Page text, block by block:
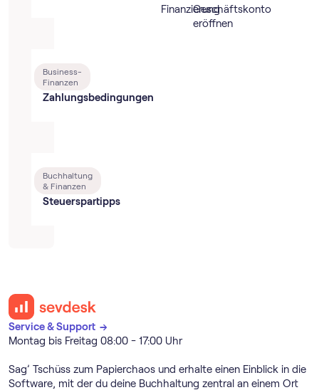
Business-
Finanzen
Zahlungsbedingungen
Buchhaltung
& Finanzen
Steuerspartipps
FinanzierungGeschäftskonto
eröffnen
Service & Support →
Montag bis Freitag 08:00 - 17:00 Uhr
Sag’ Tschüss zum Papierchaos und erhalte einen Einblick in die
Software, mit der du deine Buchhaltung zentral an einem Ort